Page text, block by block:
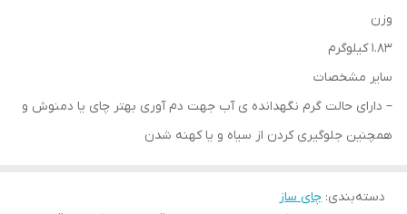
وزن
۱.۸۳ کیلوگرم
سایر مشخصات
– دارای حالت گرم نگهدانده ی آب جهت دم آوری بهتر چای یا دمنوش و
همچنین جلوگیری کردن از سیاه و یا کهنه شدن
دسته‌بندی: چای ساز